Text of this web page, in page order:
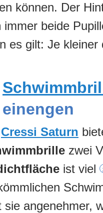
können. Der
immer beide
es gilt: Je
einengen
Cressi Saturn
zwei
ist viel
sie angenehmer,